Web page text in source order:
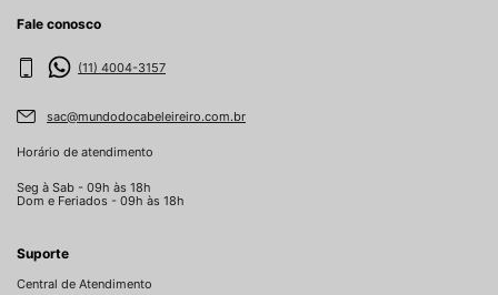
Fale conosco
(11) 4004-3157
sac@mundodocabeleireiro.com.br
Horário de atendimento
Seg à Sab - 09h às 18h
Dom e Feriados - 09h às 18h
Suporte
Central de Atendimento